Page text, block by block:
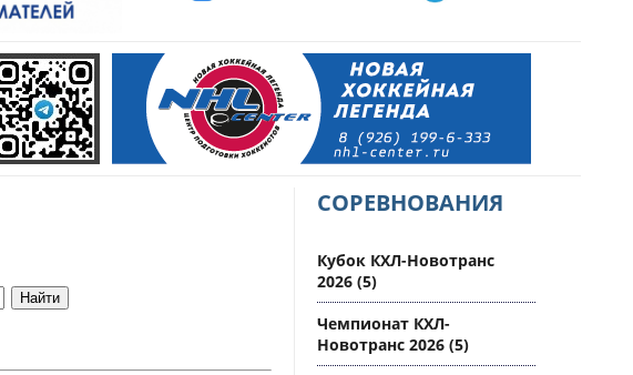
СОРЕВНОВАНИЯ
Кубок КХЛ-Новотранс
2026 (5)
Чемпионат КХЛ-
Новотранс 2026 (5)